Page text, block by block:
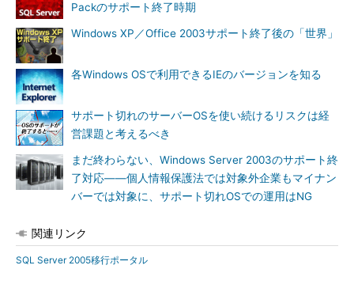
移行情報を集約したポータルサイト、無償の移行
相談電話窓口も用意する
Packのサポート終了時期
Windows XP／Office 2003サポート終了後の「世界」
各Windows OSで利用できるIEのバージョンを知る
サポート切れのサーバーOSを使い続けるリスクは経
営課題と考えるべき
まだ終わらない、Windows Server 2003のサポート終
了対応――個人情報保護法では対象外企業もマイナン
バーでは対象に、サポート切れOSでの運用はNG
関連リンク
SQL Server 2005移行ポータル